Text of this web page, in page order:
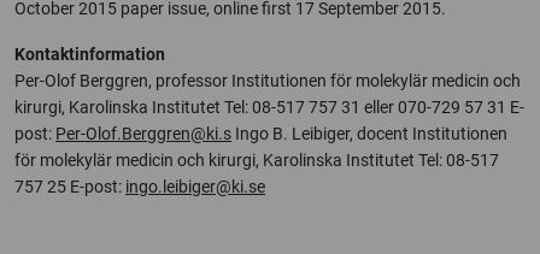
October 2015 paper issue, online first 17 September 2015.
Kontaktinformation
Per-Olof Berggren, professor Institutionen för molekylär medicin och
kirurgi, Karolinska Institutet Tel: 08-517 757 31 eller 070-729 57 31 E-
post: Per-Olof.Berggren@ki.s Ingo B. Leibiger, docent Institutionen
för molekylär medicin och kirurgi, Karolinska Institutet Tel: 08-517
757 25 E-post: ingo.leibiger@ki.se